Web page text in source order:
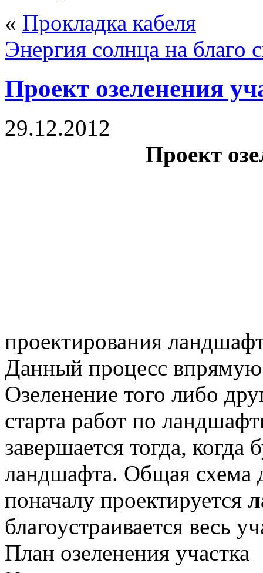
« Прокладка кабеля
Энергия солнца на благо
Проект озеленения
29.12.2012
Проект
проектирования
Данный процесс впрямую
Озеленение того либо
старта работ по
завершается тогда, когда
ландшафта. Общая схема
поначалу проектируется
благоустраивается весь
План озеленения участка